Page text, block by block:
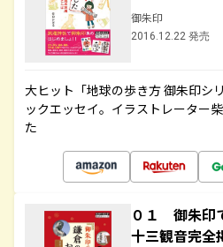
御朱印
2016.12.22 発売
大ヒット「地球の歩き方 御朱印シ
ックエッセイ。イラストレーター
た
０１ 御朱印
十三観音完